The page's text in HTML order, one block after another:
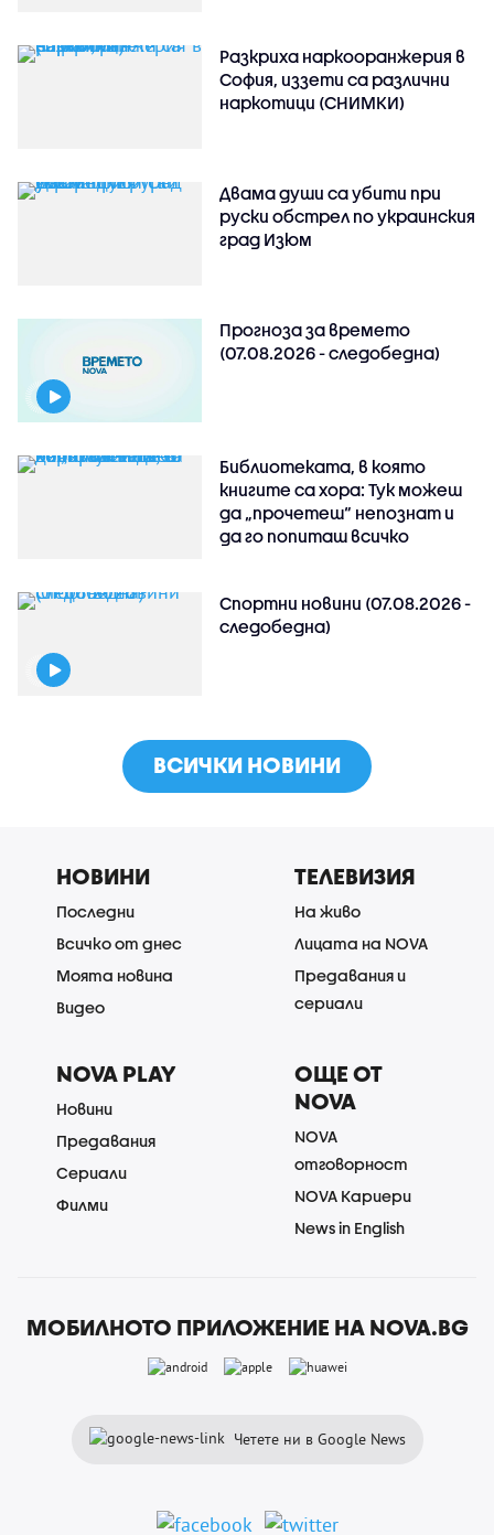
Разкриха наркооранжерия в
София, иззети са различни
наркотици (СНИМКИ)
Двама души са убити при
руски обстрeл по украинския
град Изюм
Прогноза за времето
(07.08.2026 - следобедна)
Библиотеката, в която
книгите са хора: Тук можеш
да „прочетеш“ непознат и
да го попиташ всичко
Спортни новини (07.08.2026 -
следобедна)
ВСИЧКИ НОВИНИ
НОВИНИ
Последни
Всичко от днес
Моята новина
Видео
ТЕЛЕВИЗИЯ
На живо
Лицата на NOVA
Предавания и
сериали
NOVA PLAY
Новини
Предавания
Сериали
Филми
ОЩЕ ОТ
NOVA
NOVA
отговорност
NOVA Кариери
News in English
МОБИЛНОТО ПРИЛОЖЕНИЕ НА NOVA.BG
Четете ни в Google News